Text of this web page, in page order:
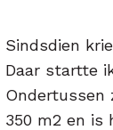
Sindsdien
Daar startte
Ondertussen
350 m2 en is